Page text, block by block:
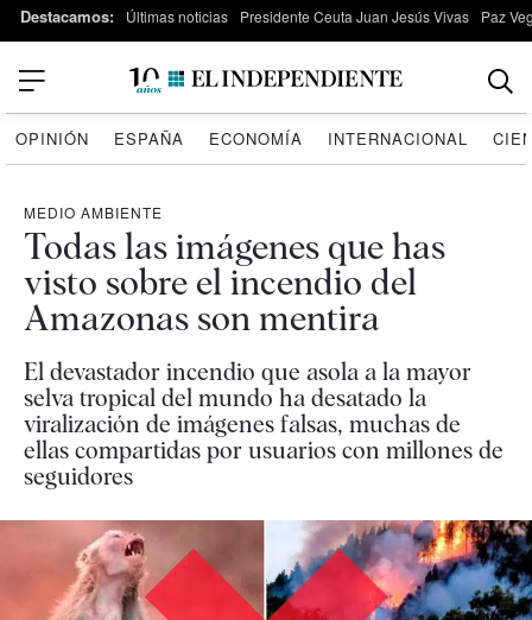
Destacamos: Últimas noticias Presidente Ceuta Juan Jesús Vivas Paz
OPINIÓN ESPAÑA ECONOMÍA INTERNACIONAL
MEDIO AMBIENTE
Todas las imágenes que has
visto sobre el incendio del
Amazonas son mentira
El devastador incendio que asola a la mayor
selva tropical del mundo ha desatado la
viralización de imágenes falsas, muchas de
ellas compartidas por usuarios con millones de
seguidores